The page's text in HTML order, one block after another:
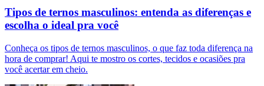
Tipos de ternos masculinos: entenda as diferenças e
escolha o ideal pra você
Conheça os tipos de ternos masculinos, o que faz toda diferença na
hora de comprar! Aqui te mostro os cortes, tecidos e ocasiões pra
você acertar em cheio.